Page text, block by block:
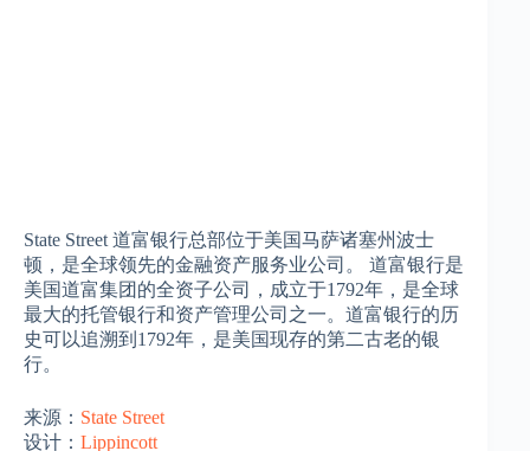
State Street 道富银行总部位于美国马萨诸塞州波士
顿，是全球领先的金融资产服务业公司。‌ 道富银行是
美国道富集团的全资子公司，成立于1792年，是全球
最大的托管银行和资产管理公司之一‌。道富银行的历
史可以追溯到1792年，是美国现存的第二古老的银
行‌。
来源：‌ State Street
设计： Lippincott